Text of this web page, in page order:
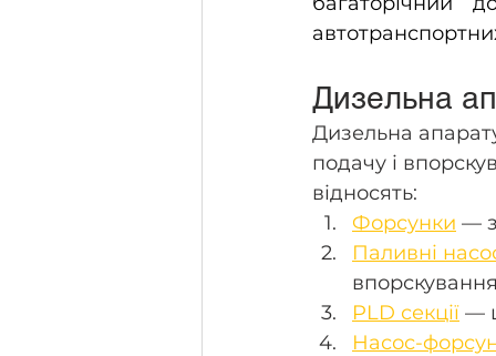
Дизельна
Дизельна
подачу і
відносять:
Форсунки —
Паливні
PLD секції —
Насос-